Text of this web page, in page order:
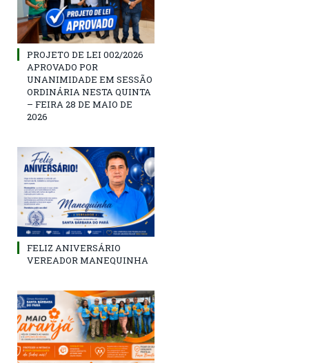
PROJETO DE LEI 002/2026
APROVADO POR
UNANIMIDADE EM SESSÃO
ORDINÁRIA NESTA QUINTA
– FEIRA 28 DE MAIO DE
2026
FELIZ ANIVERSÁRIO
VEREADOR MANEQUINHA